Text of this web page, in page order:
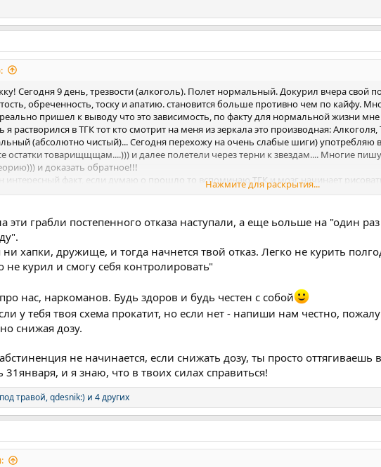
Сегодня 9 день, трезвости (алкоголь). Полет нормальный. Докурил вчера свой
обреченность, тоску и апатию. становится больше противно чем по кайфу.
пришел к выводу что это зависимость, по факту для нормальной жизни мне
я растворился в ТГК тот кто смотрит на меня из зеркала это производная:
(абсолютно чистый)... Сегодня перехожу на очень слабые шиги) употребляю
остатки товарищщщам....))) и далее полетели через терни к звездам.... Многие
и доказать обратное!!!
интересный факт, если думаю о прошло то вспоминаю ТГК и мозг начинает
Если думаю о будущем, мозг начинает пугать меня, как ты сможешь без
Стараюсь больше жить в настоящем моменте!!! Прошлого нет, а Будущее не
Нажмите для раскрытия...
эти грабли постепенного отказа наступали, а еще ьольше на "один
хапки, дружище, и тогда начнется твой отказ. Легко не курить
не курил и смогу себя контролировать"
нас, наркоманов. Будь здоров и будь честен с собой
у тебя твоя схема прокатит, но если нет - напиши нам честно,
снижая дозу.
не начинается, если снижать дозу, ты просто оттягиваешь
и я знаю, что в твоих силах справиться!
травой,qdesnik:) и 4 других